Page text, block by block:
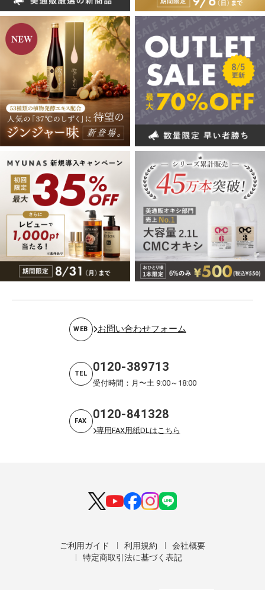
WEB お問い合わせフォーム
TEL 0120-389713
受付時間：月〜土 9:00～18:00
FAX 0120-841328
専用FAX用紙DLはこちら
ご利用ガイド 利用規約
会社概要
特定商取引法に基づく表記